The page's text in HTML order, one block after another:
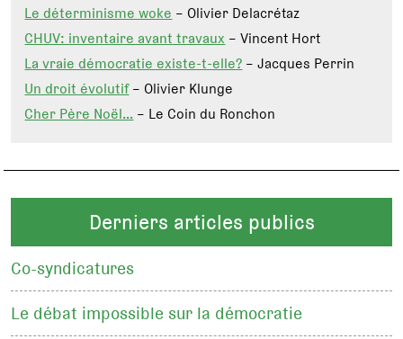
Le déterminisme woke – Olivier Delacrétaz
CHUV: inventaire avant travaux – Vincent Hort
La vraie démocratie existe-t-elle? – Jacques Perrin
Un droit évolutif– Olivier Klunge
Cher Père Noël… – Le Coin du Ronchon
Derniers articles publics
Co-syndicatures
Le débat impossible sur la démocratie